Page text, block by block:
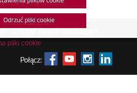
pliki cookie
Połącz:
Odrzuć pliki cookie